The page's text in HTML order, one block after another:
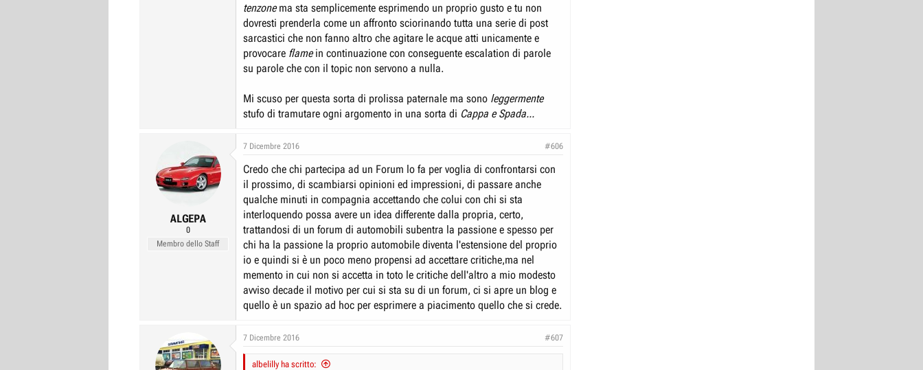
tenzonema sta semplicemente esprimendo un proprio gusto e tu non
dovresti prenderla come un affronto sciorinando tutta una serie di post
sarcastici che non fanno altro che agitare le acque atti unicamente e
provocare flamein continuazione con conseguente escalation di parole
su parole che con il topic non servono a nulla.
Mi scuso per questa sorta di prolissa paternale ma sono leggermente
stufo di tramutare ogni argomento in una sorta di Cappa e Spada...
ALGEPA
0
Membro dello Staff
7 Dicembre 2016 #606
Credo che chi partecipa ad un Forum lo fa per voglia di confrontarsi con
il prossimo, di scambiarsi opinioni ed impressioni, di passare anche
qualche minuti in compagnia accettando che colui con chi si sta
interloquendo possa avere un idea differente dalla propria, certo,
trattandosi di un forum di automobili subentra la passione e spesso per
chi ha la passione la proprio automobile diventa l'estensione del proprio
io e quindi si è un poco meno propensi ad accettare critiche,ma nel
memento in cui non si accetta in toto le critiche dell'altro a mio modesto
avviso decade il motivo per cui si sta su di un forum, ci si apre un blog e
quello è un spazio ad hoc per esprimere a piacimento quello che si crede.
7 Dicembre 2016 #607
albelilly ha scritto: